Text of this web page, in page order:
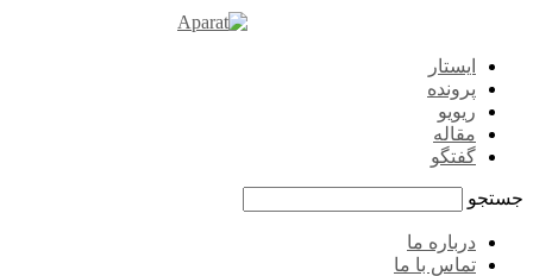
ایستار
پرونده
ریویو
مقاله
گفتگو
جستجو
درباره ما
تماس با ما